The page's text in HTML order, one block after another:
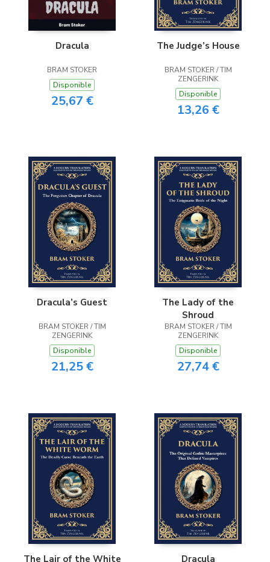
Dracula
BRAM STOKER
Disponible
25,67 €
The Judge’s House
BRAM STOKER / TIM
ZENGERINK
Disponible
13,26 €
Dracula’s Guest
BRAM STOKER / TIM
ZENGERINK
Disponible
21,25 €
The Lady of the
Shroud
BRAM STOKER / TIM
ZENGERINK
Disponible
27,74 €
The Lair of the White Dracula